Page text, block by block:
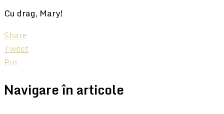
Cu drag, Mary!
Share
Tweet
Pin
Navigare în articole